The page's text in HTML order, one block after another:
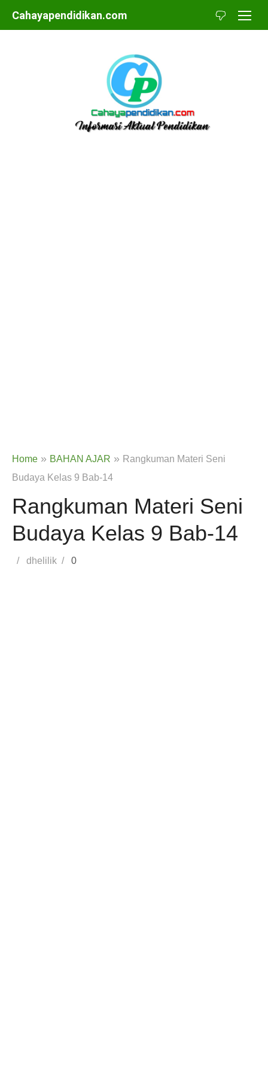
Skip
to
Cahayapendidikan.com
Home » BAHAN AJAR » Rangkuman Materi Seni
Budaya Kelas 9 Bab-14
Rangkuman Materi Seni
Budaya Kelas 9 Bab-14
Posted
Author
dhelilik 0